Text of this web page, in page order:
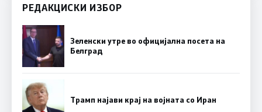
РЕДАКЦИСКИ ИЗБОР
Зеленски утре во официјална посета на
Белград
Трамп најави крај на војната со Иран